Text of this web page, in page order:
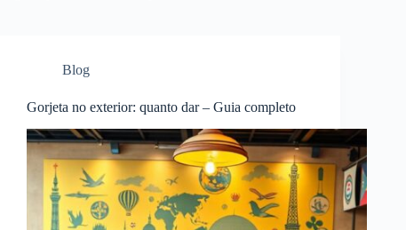
Blog
Gorjeta no exterior: quanto dar – Guia completo